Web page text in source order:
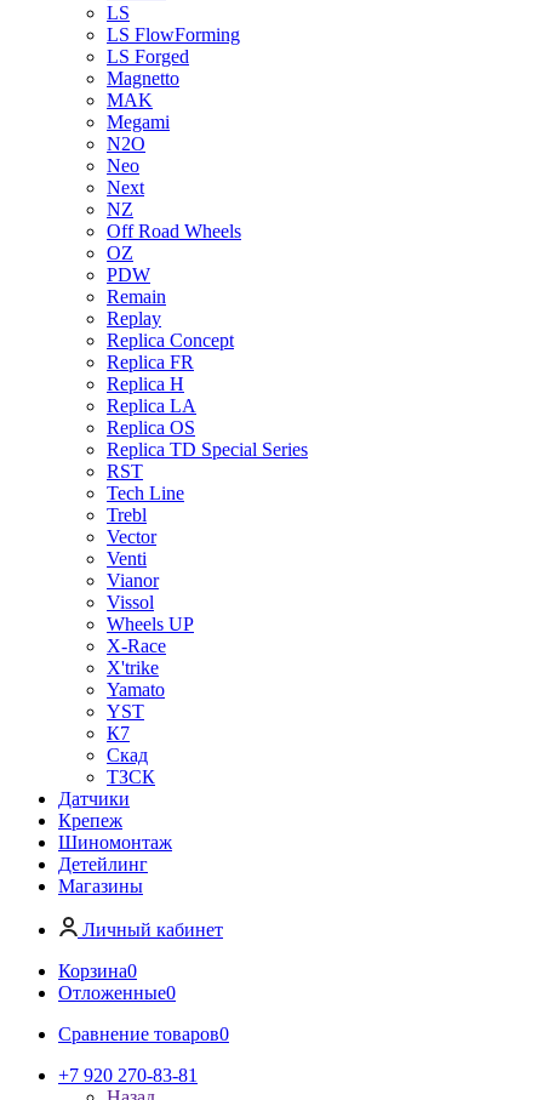
LS
LS FlowForming
LS Forged
Magnetto
MAK
Megami
N2O
Neo
Next
NZ
Off Road Wheels
OZ
PDW
Remain
Replay
Replica Concept
Replica FR
Replica H
Replica LA
Replica OS
Replica TD Special Series
RST
Tech Line
Trebl
Vector
Venti
Vianor
Vissol
Wheels UP
X-Race
X'trike
Yamato
YST
К7
Скад
ТЗСК
Датчики
Крепеж
Шиномонтаж
Детейлинг
Магазины
Личный кабинет
Корзина0
Отложенные0
Сравнение товаров0
+7 920 270-83-81